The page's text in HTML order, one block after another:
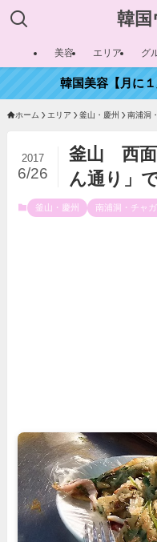
韓国
美容 エリア グ
韓国美容【月に
ホーム エリア 釜山・慶州 南浦洞
釜山 西面
ん通り」
2017
6/26
釜山・慶州 南浦洞・チャガ